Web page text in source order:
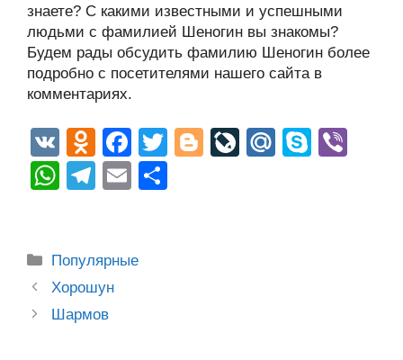
знаете? С какими известными и успешными
людьми с фамилией Шеногин вы знакомы?
Будем рады обсудить фамилию Шеногин более
подробно с посетителями нашего сайта в
комментариях.
V
K
O
d
n
kl
a
ss
F
a
c
b
T
Bl Li
M S
W
s
A
p
T
gr
a
m
E
Рубрики
Популярные
Post
navigation
Хорошун
Шармов